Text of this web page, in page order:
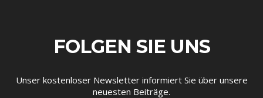
FOLGEN SIE UNS
Unser kostenloser Newsletter informiert Sie über unsere
neuesten Beiträge.